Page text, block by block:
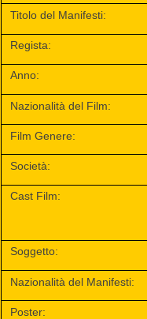
Titolo del Manifesti:
Regista:
Anno:
Nazionalità del Film:
Film Genere:
Società:
Cast Film:
Soggetto:
Nazionalità del Manifesti:
Poster: